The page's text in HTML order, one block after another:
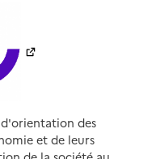
des
et de leurs